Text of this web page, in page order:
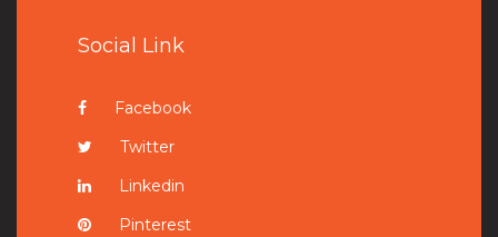
Social Link
Facebook
Twitter
Linkedin
Pinterest